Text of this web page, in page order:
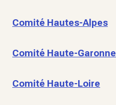
Comité Hautes-Alpes
Comité Haute-Garonne
Comité Haute-Loire